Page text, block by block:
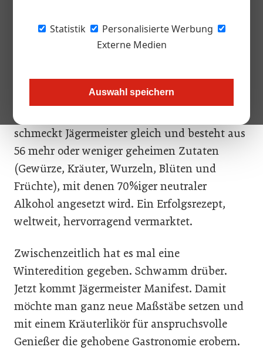
Statistik
Personalisierte Werbung
Externe Medien
Auswahl speichern
Junge Leute, die Shots mit Jägermeister
trinken, sind den weltberühmten
genug. Deshalb lancieren sie die erste
Premium Line Extension der
schmeckt Jägermeister gleich und besteht aus
56 mehr oder weniger geheimen Zutaten
(Gewürze, Kräuter, Wurzeln, Blüten und
Früchte), mit denen 70%iger neutraler
Alkohol angesetzt wird. Ein Erfolgsrezept,
weltweit, hervorragend vermarktet.
Zwischenzeitlich hat es mal eine
Winteredition gegeben. Schwamm drüber.
Jetzt kommt Jägermeister Manifest. Damit
möchte man ganz neue Maßstäbe setzen und
mit einem Kräuterlikör für anspruchsvolle
Genießer die gehobene Gastronomie erobern.